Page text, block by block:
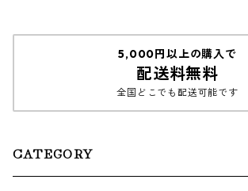
5,000円以上の購入で
配送料無料
全国どこでも配送可能です
CATEGORY